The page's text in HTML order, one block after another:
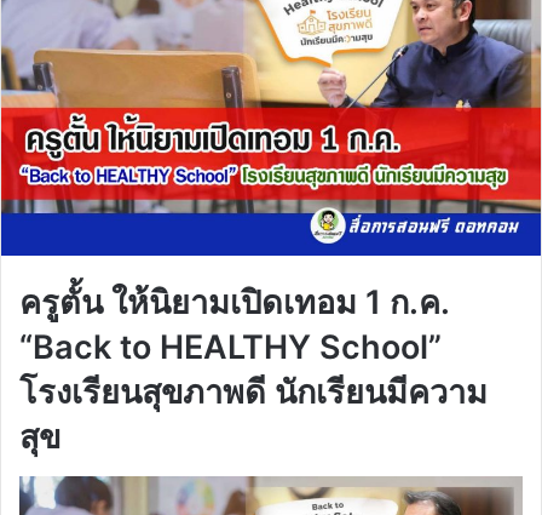
ครูตั้น ให้นิยามเปิดเทอม 1 ก.ค.
“Back to HEALTHY School”
โรงเรียนสุขภาพดี นักเรียนมีความ
สุข